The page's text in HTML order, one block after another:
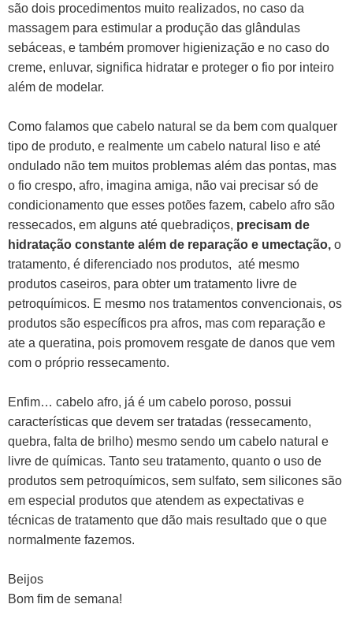
são dois procedimentos muito realizados, no caso da
massagem para estimular a produção das glândulas
sebáceas, e também promover higienização e no caso do
creme, enluvar, significa hidratar e proteger o fio por inteiro
além de modelar.
Como falamos que cabelo natural se da bem com qualquer
tipo de produto, e realmente um cabelo natural liso e até
ondulado não tem muitos problemas além das pontas, mas
o fio crespo, afro, imagina amiga, não vai precisar só de
condicionamento que esses potões fazem, cabelo afro são
ressecados, em alguns até quebradiços, precisam de
hidratação constante além de reparação e umectação, o
tratamento, é diferenciado nos produtos, até mesmo
produtos caseiros, para obter um tratamento livre de
petroquímicos. E mesmo nos tratamentos convencionais, os
produtos são específicos pra afros, mas com reparação e
ate a queratina, pois promovem resgate de danos que vem
com o próprio ressecamento.
Enfim… cabelo afro, já é um cabelo poroso, possui
características que devem ser tratadas (ressecamento,
quebra, falta de brilho) mesmo sendo um cabelo natural e
livre de químicas. Tanto seu tratamento, quanto o uso de
produtos sem petroquímicos, sem sulfato, sem silicones são
em especial produtos que atendem as expectativas e
técnicas de tratamento que dão mais resultado que o que
normalmente fazemos.
Beijos
Bom fim de semana!